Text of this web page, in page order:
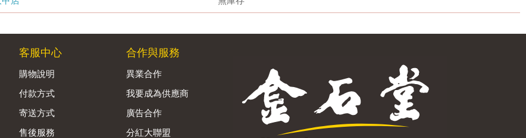
客服中心
購物說明
付款方式
寄送方式
售後服務
合作與服務
異業合作
我要成為供應商
廣告合作
分紅大聯盟